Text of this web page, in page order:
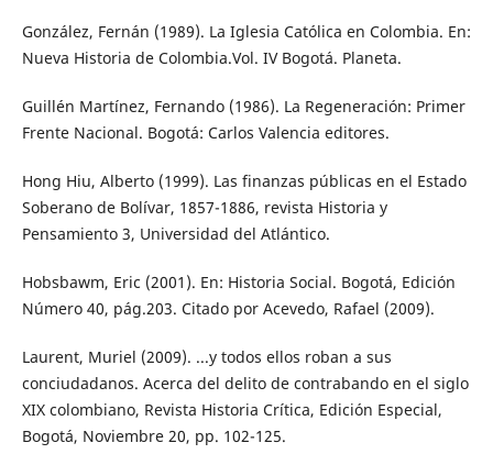
González, Fernán (1989). La Iglesia Católica en Colombia. En:
Nueva Historia de Colombia.Vol. IV Bogotá. Planeta.
Guillén Martínez, Fernando (1986). La Regeneración: Primer
Frente Nacional. Bogotá: Carlos Valencia editores.
Hong Hiu, Alberto (1999). Las finanzas públicas en el Estado
Soberano de Bolívar, 1857-1886, revista Historia y
Pensamiento 3, Universidad del Atlántico.
Hobsbawm, Eric (2001). En: Historia Social. Bogotá, Edición
Número 40, pág.203. Citado por Acevedo, Rafael (2009).
Laurent, Muriel (2009). ...y todos ellos roban a sus
conciudadanos. Acerca del delito de contrabando en el siglo
XIX colombiano, Revista Historia Crítica, Edición Especial,
Bogotá, Noviembre 20, pp. 102-125.